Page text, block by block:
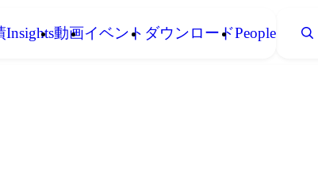
Insights動画イベント ダウンロードPeople